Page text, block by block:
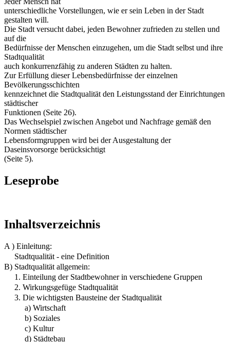
unterschiedliche Vorstellungen, wie er sein Leben in der Stadt
gestalten will.
Die Stadt versucht dabei, jeden Bewohner zufrieden zu stellen und
auf die
Bedürfnisse der Menschen einzugehen, um die Stadt selbst und ihre
Stadtqualität
auch konkurrenzfähig zu anderen Städten zu halten.
Zur Erfüllung dieser Lebensbedürfnisse der einzelnen
Bevölkerungsschichten
kennzeichnet die Stadtqualität den Leistungsstand der Einrichtungen
städtischer
Funktionen (Seite 26).
Das Wechselspiel zwischen Angebot und Nachfrage gemäß den
Normen städtischer
Lebensformgruppen wird bei der Ausgestaltung der
Daseinsvorsorge berücksichtigt
(Seite 5).
Leseprobe
Inhaltsverzeichnis
A ) Einleitung:
Stadtqualität - eine Definition
B) Stadtqualität allgemein:
1. Einteilung der Stadtbewohner in verschiedene Gruppen
2. Wirkungsgefüge Stadtqualität
3. Die wichtigsten Bausteine der Stadtqualität
a) Wirtschaft
b) Soziales
c) Kultur
d) Städtebau